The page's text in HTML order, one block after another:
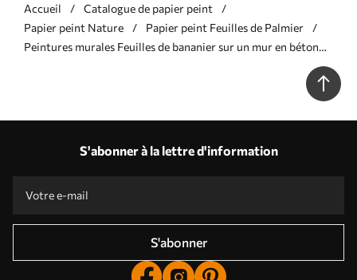
Accueil
Catalogue de papier peint
Papier peint Nature
Papier peint Feuilles de Palmier
Peintures murales Feuilles de bananier sur un mur en béton
S'abonner à la lettre d'information
S'abonner